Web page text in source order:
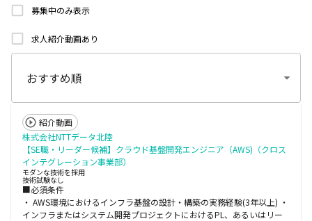
募集中のみ表示
求人紹介動画あり
紹介動画
株式会社NTTデータ北陸
【SE職・リーダー候補】クラウド基盤開発エンジニア（AWS)（クロス
インテグレーション事業部）
モダンな技術を採用
技術試験なし
■必須条件
・ AWS環境におけるインフラ基盤の設計・構築の実務経験(3年以上) ・
インフラまたはシステム開発プロジェクトにおけるPL、あるいはリー